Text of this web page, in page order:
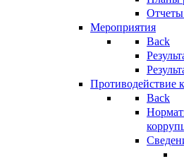
Отчеты
Мероприятия
Back
Противодействие
Back